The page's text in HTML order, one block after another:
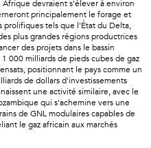
devraient s'élever à environ
principalement le forage et
prolifiques tels que l'État du Delta,
plus grandes régions productrices
des projets dans le bassin
000 milliards de pieds cubes de gaz
positionnant le pays comme un
de dollars d'investissements
une activité similaire, avec le
qui s'achemine vers une
de GNL modulaires capables de
le gaz africain aux marchés